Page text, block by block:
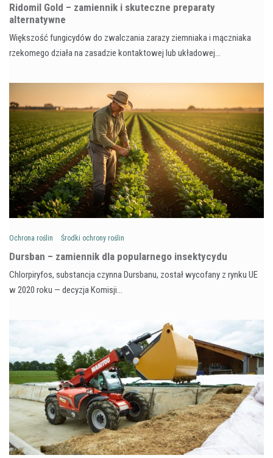
Ridomil Gold – zamiennik i skuteczne preparaty
alternatywne
Większość fungicydów do zwalczania zarazy ziemniaka i mączniaka
rzekomego działa na zasadzie kontaktowej lub układowej…
Ochrona roślin Środki ochrony roślin
Dursban – zamiennik dla popularnego insektycydu
Chlorpiryfos, substancja czynna Dursbanu, został wycofany z rynku UE
w 2020 roku — decyzja Komisji…